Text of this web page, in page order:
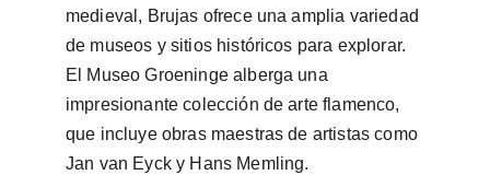
medieval, Brujas ofrece una amplia variedad
de museos y sitios históricos para explorar.
El Museo Groeninge alberga una
impresionante colección de arte flamenco,
que incluye obras maestras de artistas como
Jan van Eyck y Hans Memling.